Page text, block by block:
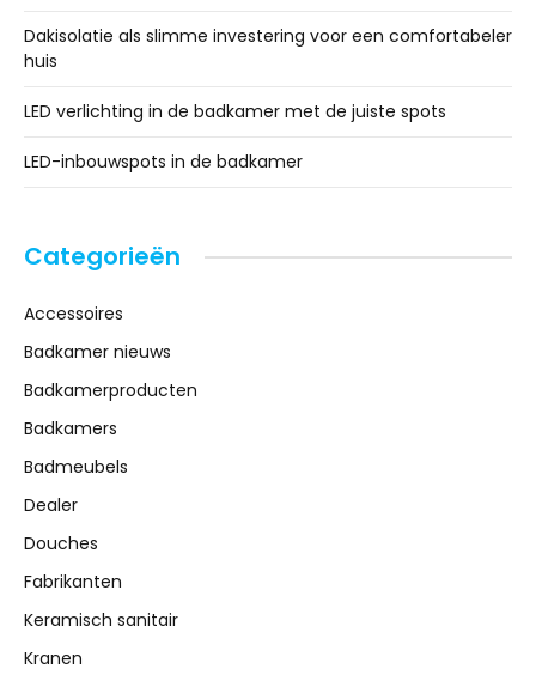
Dakisolatie als slimme investering voor een comfortabeler
huis
LED verlichting in de badkamer met de juiste spots
LED-inbouwspots in de badkamer
Categorieën
Accessoires
Badkamer nieuws
Badkamerproducten
Badkamers
Badmeubels
Dealer
Douches
Fabrikanten
Keramisch sanitair
Kranen